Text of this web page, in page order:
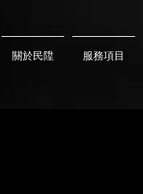
關於民陞 服務項目